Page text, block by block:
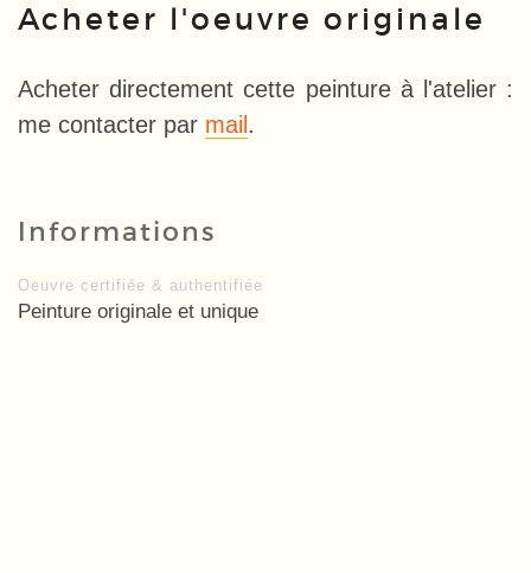
Acheter l'oeuvre originale
Acheter directement cette peinture à l'atelier :
me contacter par mail .
Informations
Oeuvre certifiée & authentifiée
Peinture originale et unique